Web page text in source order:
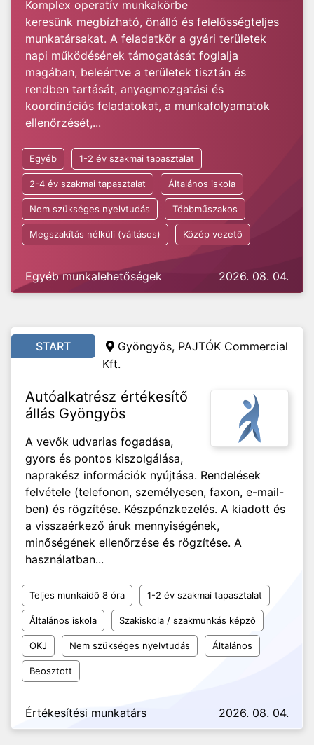
Komplex operatív munkakörbe
keresünk megbízható, önálló és felelősségteljes
munkatársakat. A feladatkör a gyári területek
napi működésének támogatását foglalja
magában, beleértve a területek tisztán és
rendben tartását, anyagmozgatási és
koordinációs feladatokat, a munkafolyamatok
ellenőrzését,...
Egyéb 1-2 év szakmai tapasztalat
2-4 év szakmai tapasztalat Általános iskola
Nem szükséges nyelvtudás Többműszakos
Megszakítás nélküli (váltásos) Közép vezető
Egyéb munkalehetőségek 2026. 08. 04.
START
Gyöngyös, PAJTÓK Commercial
Kft.
Autóalkatrész értékesítő
állás Gyöngyös
A vevők udvarias fogadása,
gyors és pontos kiszolgálása,
naprakész információk nyújtása. Rendelések
felvétele (telefonon, személyesen, faxon, e-mail-
ben) és rögzítése. Készpénzkezelés. A kiadott és
a visszaérkező áruk mennyiségének,
minőségének ellenőrzése és rögzítése. A
használatban...
Teljes munkaidő 8 óra 1-2 év szakmai tapasztalat
Általános iskola Szakiskola / szakmunkás képző
OKJ Nem szükséges nyelvtudás Általános
Beosztott
Értékesítési munkatárs 2026. 08. 04.